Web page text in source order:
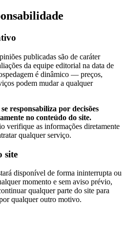
publicadas são de caráter
da equipe editorial na data de
é dinâmico — preços,
podem mudar a qualquer
responsabiliza por decisões
no conteúdo do site.
verifique as informações diretamente
qualquer serviço.
site
disponível de forma ininterrupta ou
momento e sem aviso prévio,
qualquer parte do site para
qualquer outro motivo.